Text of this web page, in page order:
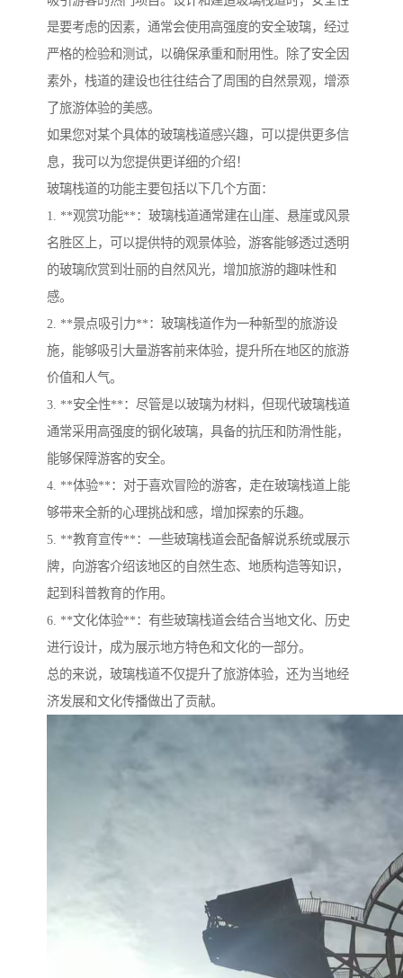
是要考虑的因素，通常会使用高强度的安全玻璃，经过
严格的检验和测试，以确保承重和耐用性。除了安全因
素外，栈道的建设也往往结合了周围的自然景观，增添
了旅游体验的美感。
如果您对某个具体的玻璃栈道感兴趣，可以提供更多信
息，我可以为您提供更详细的介绍！
玻璃栈道的功能主要包括以下几个方面：
1. **观赏功能**：玻璃栈道通常建在山崖、悬崖或风景
名胜区上，可以提供特的观景体验，游客能够透过透明
的玻璃欣赏到壮丽的自然风光，增加旅游的趣味性和
感。
2. **景点吸引力**：玻璃栈道作为一种新型的旅游设
施，能够吸引大量游客前来体验，提升所在地区的旅游
价值和人气。
3. **安全性**：尽管是以玻璃为材料，但现代玻璃栈道
通常采用高强度的钢化玻璃，具备的抗压和防滑性能，
能够保障游客的安全。
4. **体验**：对于喜欢冒险的游客，走在玻璃栈道上能
够带来全新的心理挑战和感，增加探索的乐趣。
5. **教育宣传**：一些玻璃栈道会配备解说系统或展示
牌，向游客介绍该地区的自然生态、地质构造等知识，
起到科普教育的作用。
6. **文化体验**：有些玻璃栈道会结合当地文化、历史
进行设计，成为展示地方特色和文化的一部分。
总的来说，玻璃栈道不仅提升了旅游体验，还为当地经
济发展和文化传播做出了贡献。